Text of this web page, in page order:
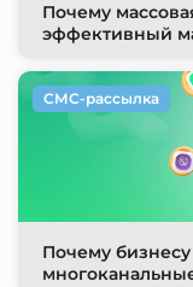
Почему
эффективный
Почему
СМС-рассылка